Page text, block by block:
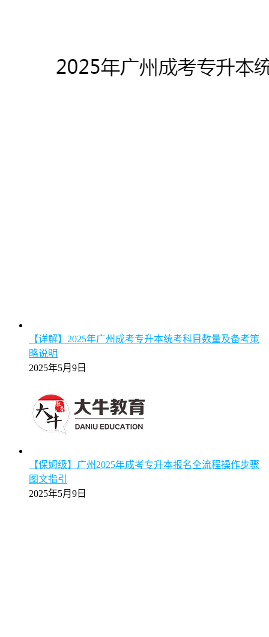
【详解】2025年广州成考专升本统考科目数量及备考策
略说明
2025年5月9日
【保姆级】广州2025年成考专升本报名全流程操作步骤
图文指引
2025年5月9日